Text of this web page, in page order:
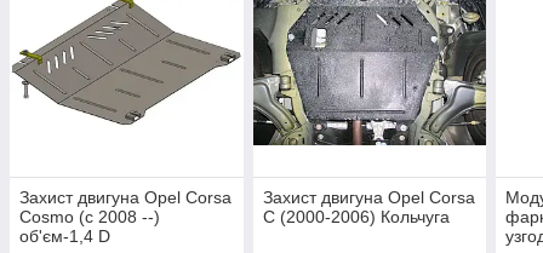
Захист двигуна Opel Corsa
Cosmo (c 2008 --)
об'єм-1,4 D
Захист двигуна Opel Corsa
C (2000-2006) Кольчуга